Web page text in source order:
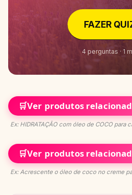
FAZER
4 perguntas · 1
🛒Ver produtos
Ex: HIDRATAÇÃO com óleo de COCO para
🛒Ver produtos
Ex: Acrescente o óleo de coco no creme